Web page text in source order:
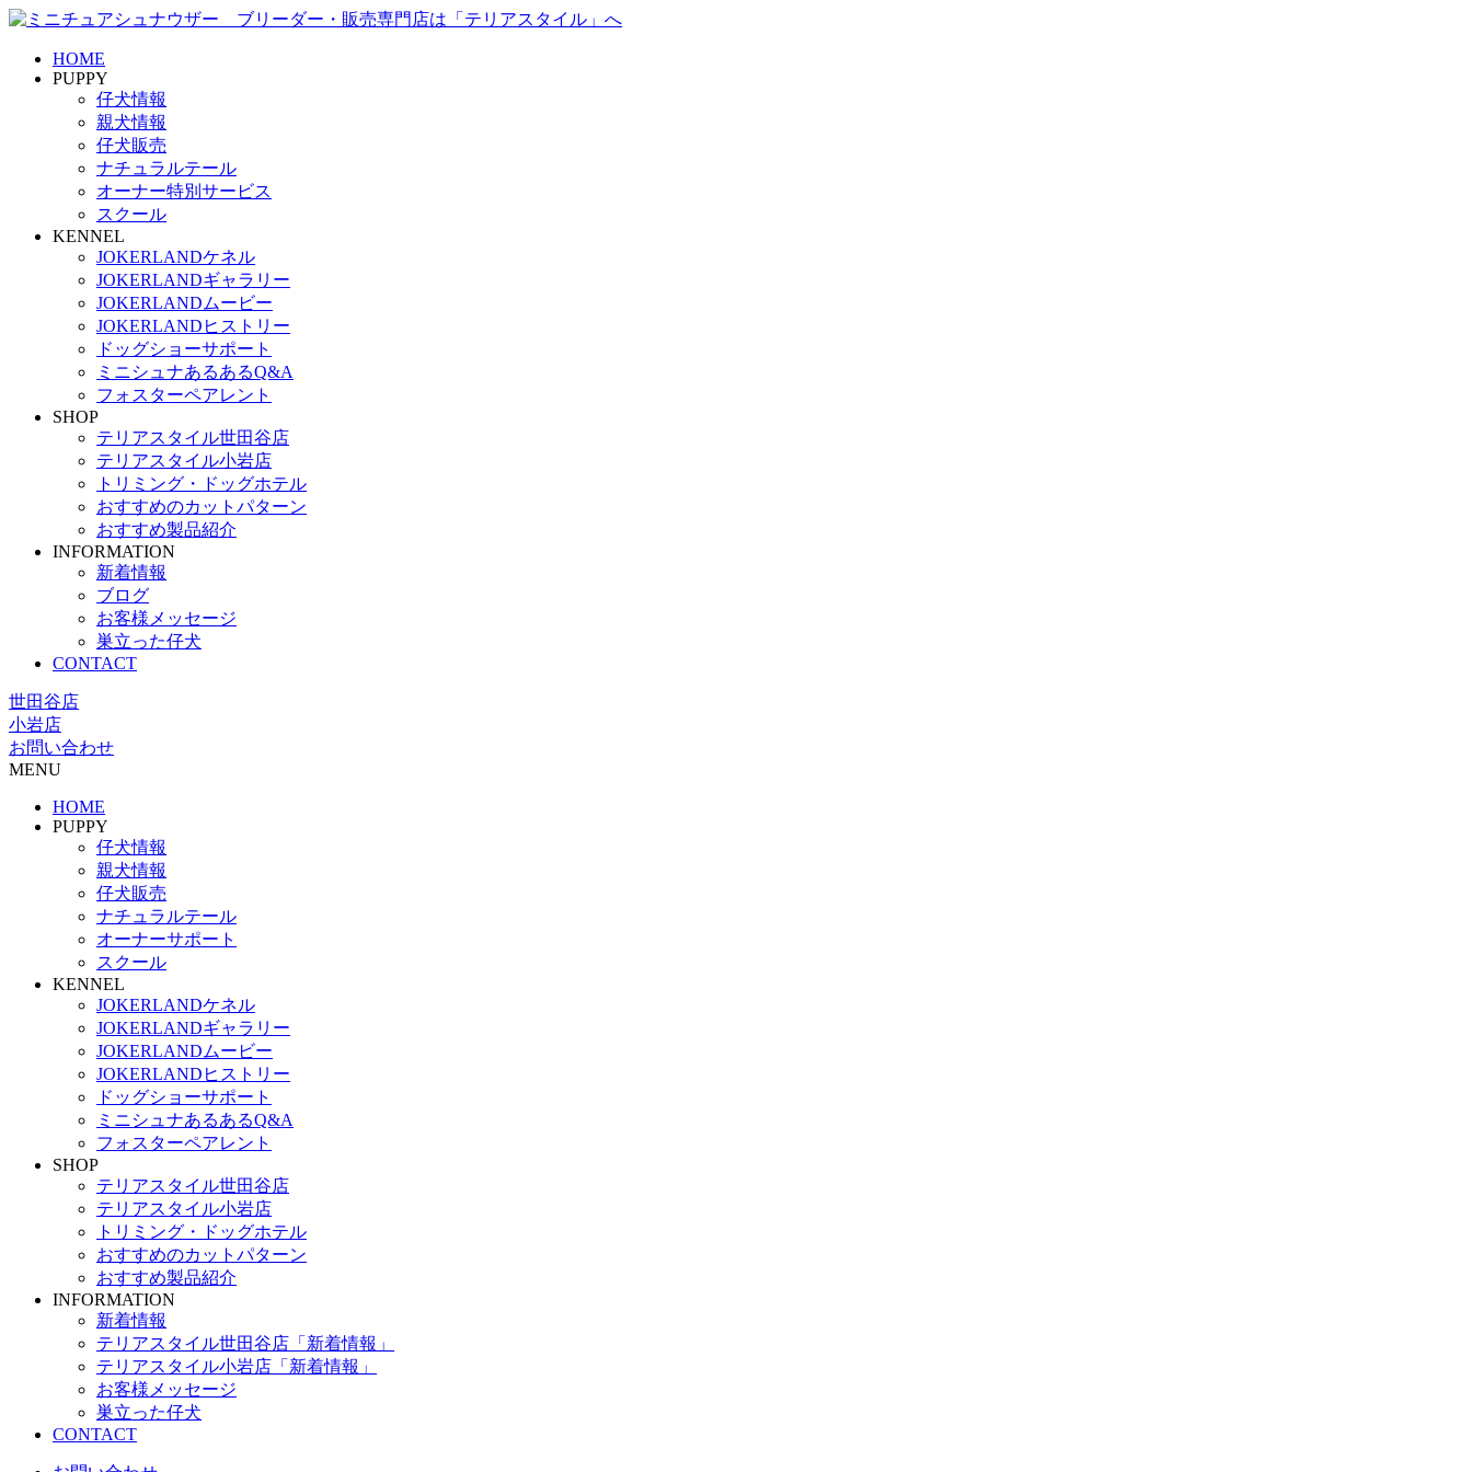
HOME
PUPPY
仔犬情報
親犬情報
仔犬販売
ナチュラルテール
オーナー特別サービス
スクール
KENNEL
JOKERLANDケネル
JOKERLANDギャラリー
JOKERLANDムービー
JOKERLANDヒストリー
ドッグショーサポート
ミニシュナあるあるQ&A
フォスターペアレント
SHOP
テリアスタイル世田谷店
テリアスタイル小岩店
トリミング・ドッグホテル
おすすめのカットパターン
おすすめ製品紹介
INFORMATION
新着情報
ブログ
お客様メッセージ
巣立った仔犬
CONTACT
世田谷店
小岩店
お問い合わせ
MENU
HOME
PUPPY
仔犬情報
親犬情報
仔犬販売
ナチュラルテール
オーナーサポート
スクール
KENNEL
JOKERLANDケネル
JOKERLANDギャラリー
JOKERLANDムービー
JOKERLANDヒストリー
ドッグショーサポート
ミニシュナあるあるQ&A
フォスターペアレント
SHOP
テリアスタイル世田谷店
テリアスタイル小岩店
トリミング・ドッグホテル
おすすめのカットパターン
おすすめ製品紹介
INFORMATION
新着情報
テリアスタイル世田谷店「新着情報」
テリアスタイル小岩店「新着情報」
お客様メッセージ
巣立った仔犬
CONTACT